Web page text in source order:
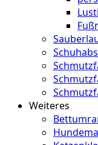
Weiteres